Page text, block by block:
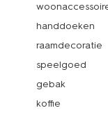
handdoeken
raamdecoratie
speelgoed
gebak
koffie